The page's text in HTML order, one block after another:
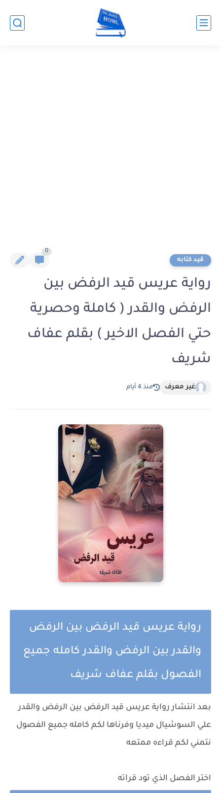
قيد كتابه
0
رواية عريس قيد الرفض بين
الرفض والقدر ( كاملة وحصرية
حتي الفصل الاخير ) بقلم عفاف
شريف
غير معرف منذ 4 أيام
رواية عريس قيد الرفض بين الرفض
والقدر بين الرفض والقدر كامله جميع
الفصول بقلم عفاف شريف
بعد انتشار رواية عريس قيد الرفض بين الرفض والقدر
علي السوشيال ميديا وفرناها لكم كامله جميع الفصول
نتمني لكم قراءه ممتعه
اختر الفصل الذي تود قراته